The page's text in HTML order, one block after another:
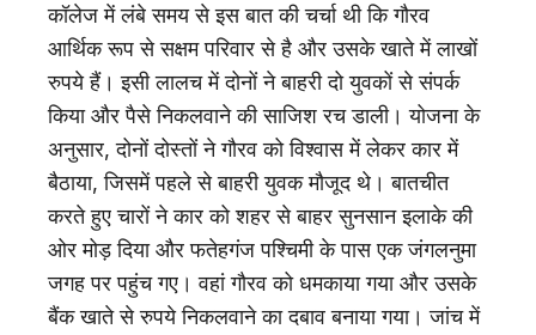
कॉलेज में लंबे समय से इस बात की चर्चा थी कि गौरव
आर्थिक रूप से सक्षम परिवार से है और उसके खाते में लाखों
रुपये हैं। इसी लालच में दोनों ने बाहरी दो युवकों से संपर्क
किया और पैसे निकलवाने की साजिश रच डाली। योजना के
अनुसार, दोनों दोस्तों ने गौरव को विश्वास में लेकर कार में
बैठाया, जिसमें पहले से बाहरी युवक मौजूद थे। बातचीत
करते हुए चारों ने कार को शहर से बाहर सुनसान इलाके की
ओर मोड़ दिया और फतेहगंज पश्चिमी के पास एक जंगलनुमा
जगह पर पहुंच गए। वहां गौरव को धमकाया गया और उसके
बैंक खाते से रुपये निकलवाने का दबाव बनाया गया। जांच में